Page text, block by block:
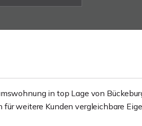
in top Lage von
weitere Kunden vergleichbare